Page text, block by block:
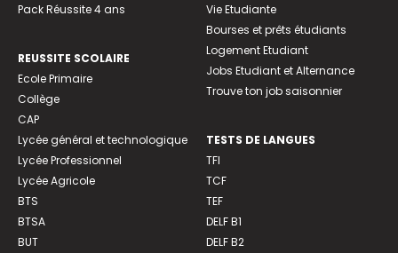
Pack Réussite 4 ans
REUSSITE SCOLAIRE
Ecole Primaire
Collège
CAP
Lycée général et technologique
Lycée Professionnel
Lycée Agricole
BTS
BTSA
BUT
Vie Etudiante
Bourses et prêts étudiants
Logement Etudiant
Jobs Etudiant et Alternance
Trouve ton job saisonnier
TESTS DE LANGUES
TFI
TCF
TEF
DELF B1
DELF B2